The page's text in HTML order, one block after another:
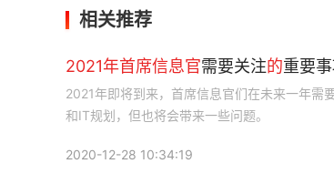
相关推荐
2021年首席信息官需要关注的重要
2021年即将到来，首席信息官们在未来一年需
和IT规划，但也将会带来一些问题。
2020-12-28 10:34:19